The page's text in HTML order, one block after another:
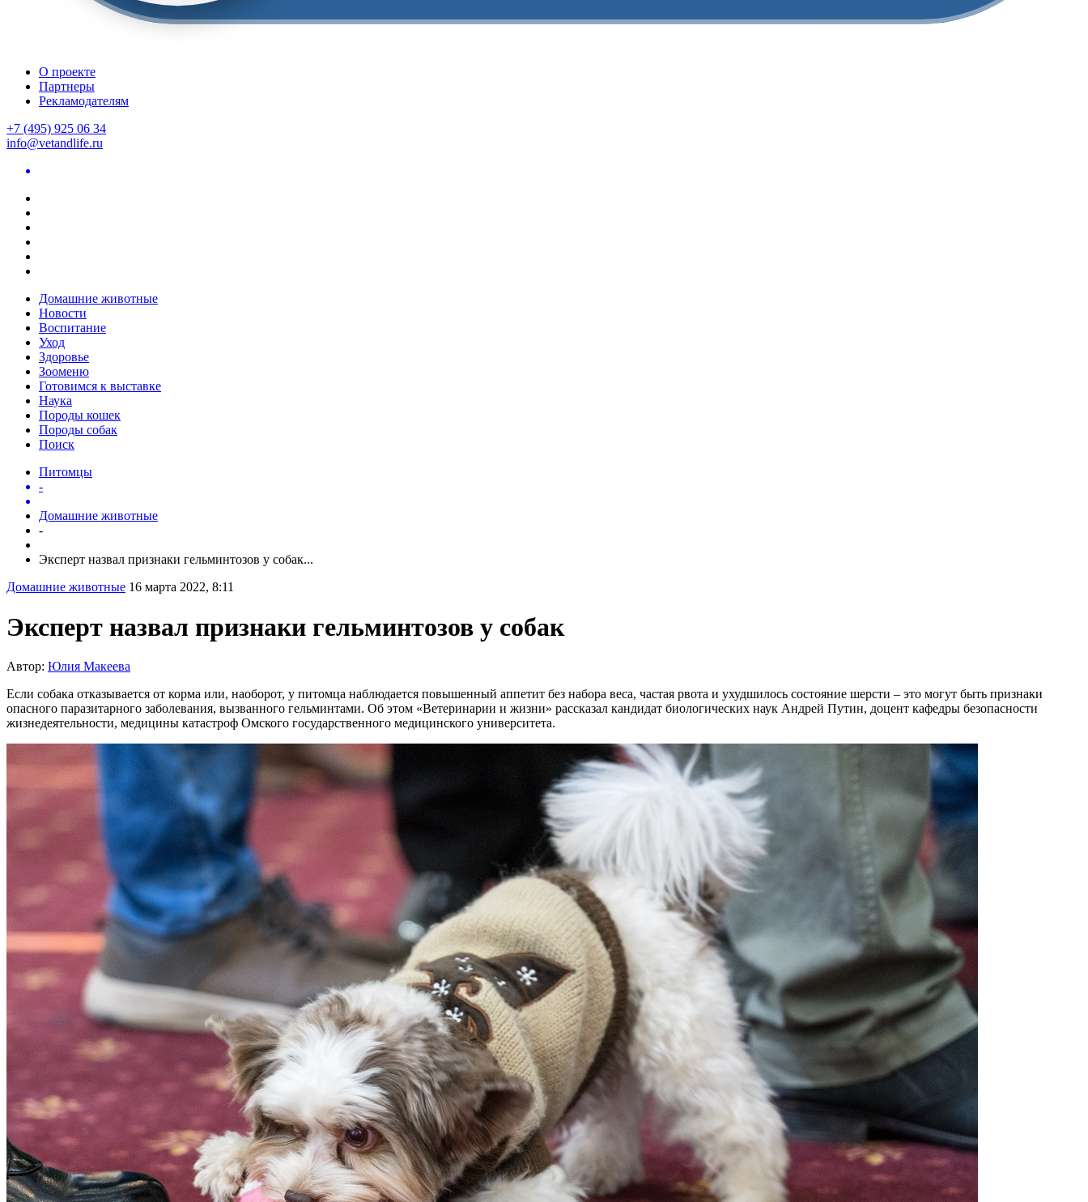
О проекте
Партнеры
Рекламодателям
+7 (495) 925 06 34
info@vetandlife.ru
Домашние животные
Новости
Воспитание
Уход
Здоровье
Зооменю
Готовимся к выставке
Наука
Породы кошек
Породы собак
Поиск
Питомцы
-
Домашние животные
-
Эксперт назвал признаки гельминтозов у собак...
Домашние животные 16 марта 2022, 8:11
Эксперт назвал признаки гельминтозов у собак
Автор: Юлия Макеева
Если собака отказывается от корма или, наоборот, у питомца наблюдается повышенный аппетит без набора веса, частая рвота и ухудшилось состояние шерсти – это могут быть признаки
опасного паразитарного заболевания, вызванного гельминтами. Об этом «Ветеринарии и жизни» рассказал кандидат биологических наук Андрей Путин, доцент кафедры безопасности
жизнедеятельности, медицины катастроф Омского государственного медицинского университета.